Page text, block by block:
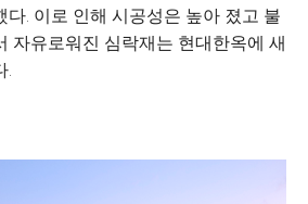
다. 이로 인해 시공성은 높아 졌고 불
자유로워진 심락재는 현대한옥에 새
.